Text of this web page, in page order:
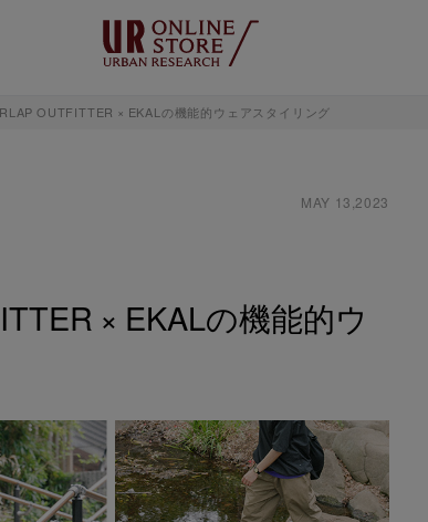
OUTFITTER × EKALの機能的ウェアスタイリング
MAY 13,2023
× EKALの機能的ウ